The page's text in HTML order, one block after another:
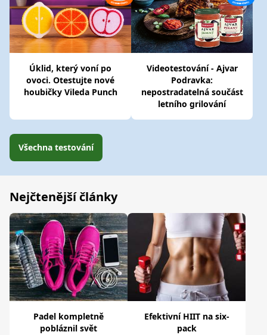
Úklid, který voní po
ovoci. Otestujte nové
houbičky Vileda Punch
Videotestování - Ajvar
Podravka:
nepostradatelná součást
letního grilování
Všechna testování
Nejčtenější články
Padel kompletně
pobláznil svět
Efektivní HIIT na six-
pack